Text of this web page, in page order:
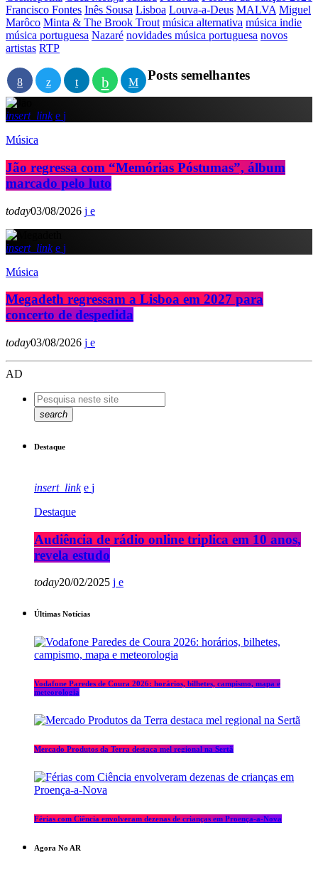
Francisco Fontes Inês Sousa Lisboa Louva-a-Deus MALVA Miguel
Marôco Minta & The Brook Trout música alternativa música indie
música portuguesa Nazaré novidades música portuguesa novos
artistas RTP
Posts semelhantes
insert_link
Música
Jão regressa com “Memórias Póstumas”, álbum
marcado pelo luto
today03/08/2026
insert_link
Música
Megadeth regressam a Lisboa em 2027 para
concerto de despedida
today03/08/2026
AD
search
Destaque
insert_link
Destaque
Audiência de rádio online triplica em 10 anos,
revela estudo
today20/02/2025
Últimas Notícias
Vodafone Paredes de Coura 2026: horários, bilhetes, campismo, mapa e
meteorologia
Mercado Produtos da Terra destaca mel regional na Sertã
Férias com Ciência envolveram dezenas de crianças em Proença-a-Nova
Agora No AR